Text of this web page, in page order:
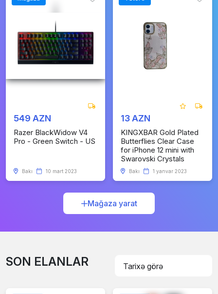
549 AZN
Razer BlackWidow V4
Pro - Green Switch - US
Bakı 10 mart 2023
13 AZN
KINGXBAR Gold Plated
Butterflies Clear Case
for iPhone 12 mini with
Swarovski Crystals
Bakı 1 yanvar 2023
Mağaza yarat
SON ELANLAR